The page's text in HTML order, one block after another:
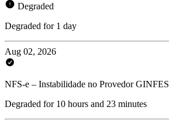
Degraded
Degraded for 1 day
Aug 02, 2026
NFS-e – Instabilidade no Provedor GINFES
Degraded for 10 hours and 23 minutes